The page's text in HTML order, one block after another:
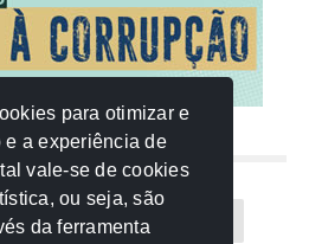
AGU AMM
para otimizar e
e a experiência de
vale-se de cookies
ou seja, são
da ferramenta